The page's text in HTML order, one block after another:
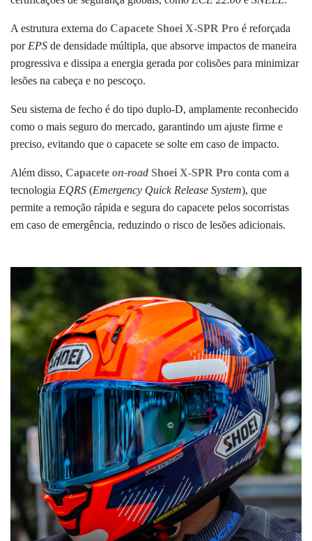
A estrutura externa do Capacete Shoei X-SPR Pro é reforçada
por EPS de densidade múltipla, que absorve impactos de maneira
progressiva e dissipa a energia gerada por colisões para minimizar
lesões na cabeça e no pescoço.
Seu sistema de fecho é do tipo duplo-D, amplamente reconhecido
como o mais seguro do mercado, garantindo um ajuste firme e
preciso, evitando que o capacete se solte em caso de impacto.
Além disso, Capacete on-road Shoei X-SPR Pro conta com a
tecnologia EQRS (Emergency Quick Release System), que
permite a remoção rápida e segura do capacete pelos socorristas
em caso de emergência, reduzindo o risco de lesões adicionais.